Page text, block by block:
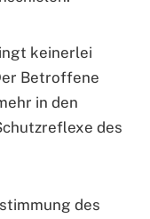
keinerlei
Betroffene
in den
des
des